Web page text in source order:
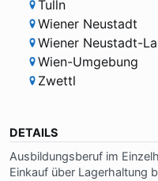
Tulln
Wiener Neustadt
Wiener Neustadt-
Wien-Umgebung
Zwettl
DETAILS
Aus­bil­dungs­be­ruf im
Ein­kauf über La­ger­hal­tung